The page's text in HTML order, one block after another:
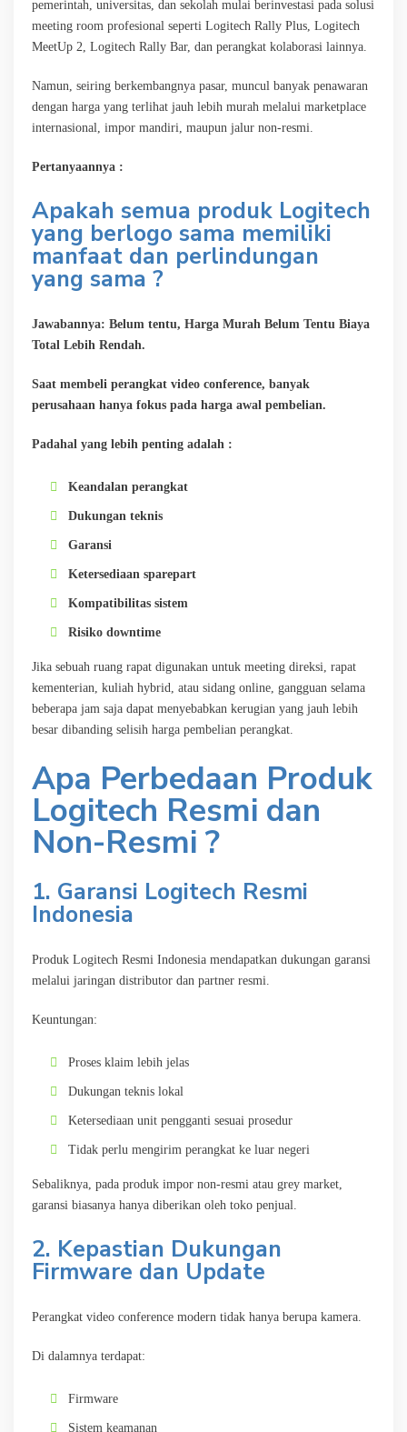
pemerintah, universitas, dan sekolah mulai berinvestasi pada solusi
meeting room profesional seperti Logitech Rally Plus, Logitech
MeetUp 2, Logitech Rally Bar, dan perangkat kolaborasi lainnya.
Namun, seiring berkembangnya pasar, muncul banyak penawaran
dengan harga yang terlihat jauh lebih murah melalui marketplace
internasional, impor mandiri, maupun jalur non-resmi.
Pertanyaannya :
Apakah semua produk Logitech
yang berlogo sama memiliki
manfaat dan perlindungan
yang sama ?
Jawabannya: Belum tentu, Harga Murah Belum Tentu Biaya
Total Lebih Rendah.
Saat membeli perangkat video conference, banyak
perusahaan hanya fokus pada harga awal pembelian.
Padahal yang lebih penting adalah :
Keandalan perangkat
Dukungan teknis
Garansi
Ketersediaan sparepart
Kompatibilitas sistem
Risiko downtime
Jika sebuah ruang rapat digunakan untuk meeting direksi, rapat
kementerian, kuliah hybrid, atau sidang online, gangguan selama
beberapa jam saja dapat menyebabkan kerugian yang jauh lebih
besar dibanding selisih harga pembelian perangkat.
Apa Perbedaan Produk
Logitech Resmi dan
Non-Resmi ?
1. Garansi Logitech Resmi
Indonesia
Produk Logitech Resmi Indonesia mendapatkan dukungan garansi
melalui jaringan distributor dan partner resmi.
Keuntungan:
Proses klaim lebih jelas
Dukungan teknis lokal
Ketersediaan unit pengganti sesuai prosedur
Tidak perlu mengirim perangkat ke luar negeri
Sebaliknya, pada produk impor non-resmi atau grey market,
garansi biasanya hanya diberikan oleh toko penjual.
2. Kepastian Dukungan
Firmware dan Update
Perangkat video conference modern tidak hanya berupa kamera.
Di dalamnya terdapat:
Firmware
Sistem keamanan